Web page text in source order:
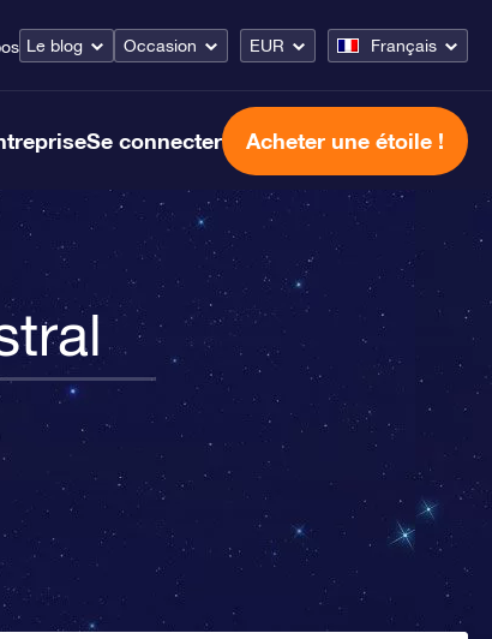
Le blog Occasion EUR Français
Se connecter Acheter une étoile !